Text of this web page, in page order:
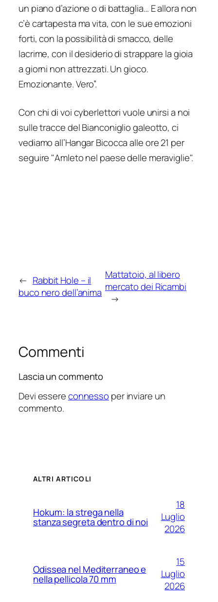
un piano d’azione o di battaglia… E allora non
c’è cartapesta ma vita, con le sue emozioni
forti, con la possibilità di smacco, delle
lacrime, con il desiderio di strappare la gioia
a giorni non attrezzati. Un gioco.
Emozionante. Vero”.
Con chi di voi cyberlettori vuole unirsi a noi
sulle tracce delBianconiglio galeotto, ci
vediamo all’Hangar Bicocca alle ore 21 per
seguire "Amleto nel paese delle meraviglie".
← Rabbit Hole – il
buco nero dell’anima
Mattatoio, al libero
mercato dei Ricambi
→
Commenti
Lascia un commento
Devi essereconnesso per inviare un
commento.
ALTRI ARTICOLI
Hokum: la strega nella
stanza segreta dentro di noi
18
Luglio
2026
Odissea nel Mediterraneo e
nella pellicola 70 mm
15
Luglio
2026